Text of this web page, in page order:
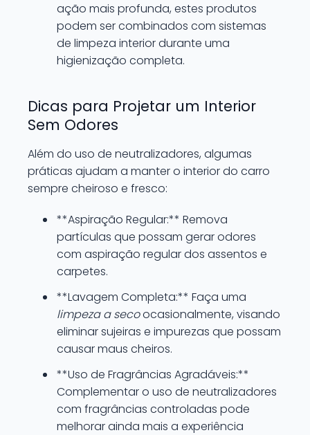
ação mais profunda, estes produtos
podem ser combinados com sistemas
de limpeza interior durante uma
higienização completa.
Dicas para Projetar um Interior
Sem Odores
Além do uso de neutralizadores, algumas
práticas ajudam a manter o interior do carro
sempre cheiroso e fresco:
**Aspiração Regular:** Remova
partículas que possam gerar odores
com aspiração regular dos assentos e
carpetes.
**Lavagem Completa:** Faça uma
limpeza a secoocasionalmente, visando
eliminar sujeiras e impurezas que possam
causar maus cheiros.
**Uso de Fragrâncias Agradáveis:**
Complementar o uso de neutralizadores
com fragrâncias controladas pode
melhorar ainda mais a experiência